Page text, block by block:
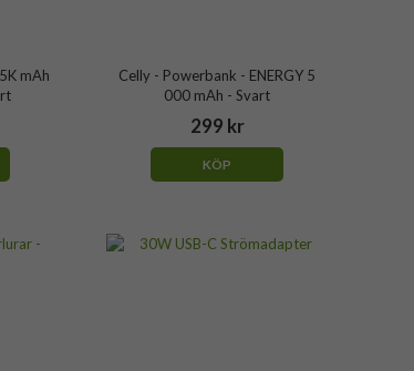
mAh
Celly - Powerbank - ENERGY 5
000 mAh - Svart
299 kr
KÖP